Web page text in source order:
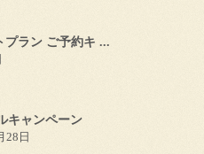
プラン ご予約キ ...
キャンペーン
28日